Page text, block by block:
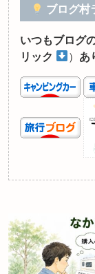
ブログ村
いつもブログ
リック
） あ